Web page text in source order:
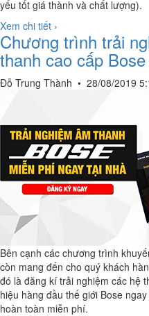
yếu tốt giá thành và chất lượng).
Xem chi tiết ›
Chương trình trải
thanh cao cấp
Đỗ Trung Thành • 28/08/2019
Bên cạnh các chương trình
còn mang đến cho quý khách
đó là đăng kí trải nghiệm các hệ
hiệu hàng đầu thế giới Bose
hoàn toàn miễn phí.